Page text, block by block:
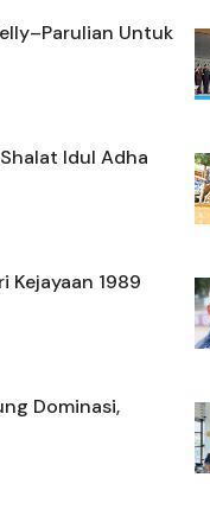
Untuk
Idul Adha
Kejayaan 1989
Dominasi,